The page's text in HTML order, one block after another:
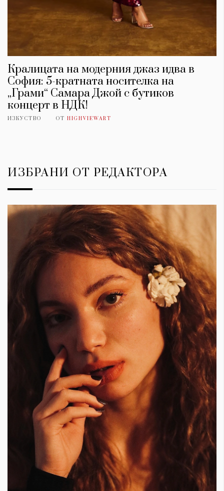
Кралицата на модерния джаз идва в
София: 5-кратната носителка на
„Грами“ Самара Джой с бутиков
концерт в НДК!
ИЗКУСТВО ОТ HIGHVIEWART
ИЗБРАНИ ОТ РЕДАКТОРА